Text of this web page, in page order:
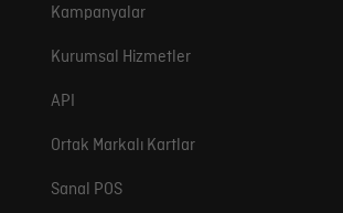
Kampanyalar
Kurumsal Hizmetler
API
Ortak Markalı Kartlar
Sanal POS